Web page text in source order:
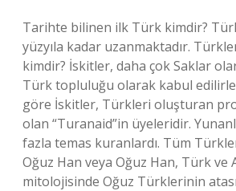
Tarihte bilinen ilk Türk kimdir?
yüzyıla kadar uzanmaktadır.
kimdir? İskitler, daha çok Saklar
Türk topluluğu olarak kabul
göre İskitler, Türkleri oluşturan
olan “Turanaid”in üyeleridir.
fazla temas kuranlardı. Tüm
Oğuz Han veya Oğuz Han, Türk ve
mitolojisinde Oğuz Türklerinin